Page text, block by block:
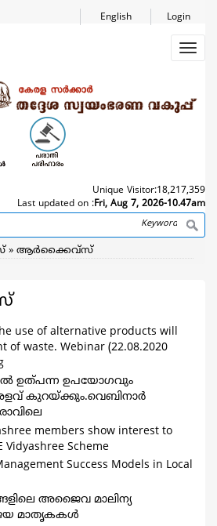
Login
English
Unique Visitor:18,217,359
Last updated on :Fri, Aug 7, 2026-10.47am
Search
ആര്‍ക്കൈവ്സ്
use of alternative products will
of waste. Webinar (22.08.2020
ഉത്പന്ന ഉപയോഗവും
അളവ് കുറയ്ക്കും.വെബിനാര്‍
members show interest to
Vidyashree Scheme
Success Models in Local
അജൈവ മാലിന്യ
മാതൃകകള്‍